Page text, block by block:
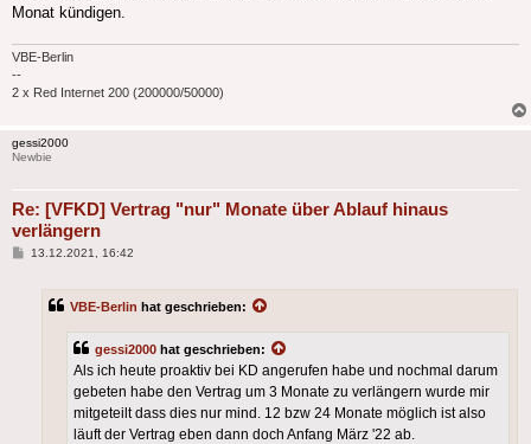
Monat kündigen.
VBE-Berlin
--
2 x Red Internet 200 (200000/50000)
gessi2000
Newbie
Re: [VFKD] Vertrag "nur" Monate über Ablauf hinaus
verlängern
Beitrag
13.12.2021, 16:42
VBE-Berlin hat geschrieben:
gessi2000 hat geschrieben:
Als ich heute proaktiv bei KD angerufen habe und nochmal darum
gebeten habe den Vertrag um 3 Monate zu verlängern wurde mir
mitgeteilt dass dies nur mind. 12 bzw 24 Monate möglich ist also
läuft der Vertrag eben dann doch Anfang März '22 ab.